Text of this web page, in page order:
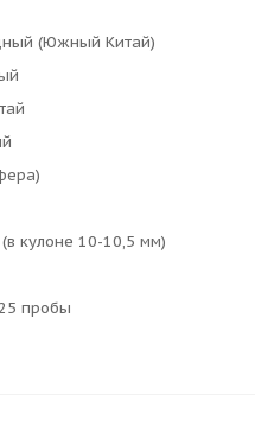
(Южный Китай)
кулоне 10-10,5 мм)
пробы